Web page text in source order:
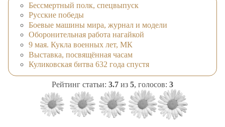
Бессмертный полк, спецвыпуск
Русские победы
Боевые машины мира, журнал и модели
Оборонительная работа нагайкой
9 мая. Кукла военных лет, МК
Выставка, посвящённая часам
Куликовская битва 632 года спустя
Рейтинг статьи: 3.7 из 5, голосов: 3